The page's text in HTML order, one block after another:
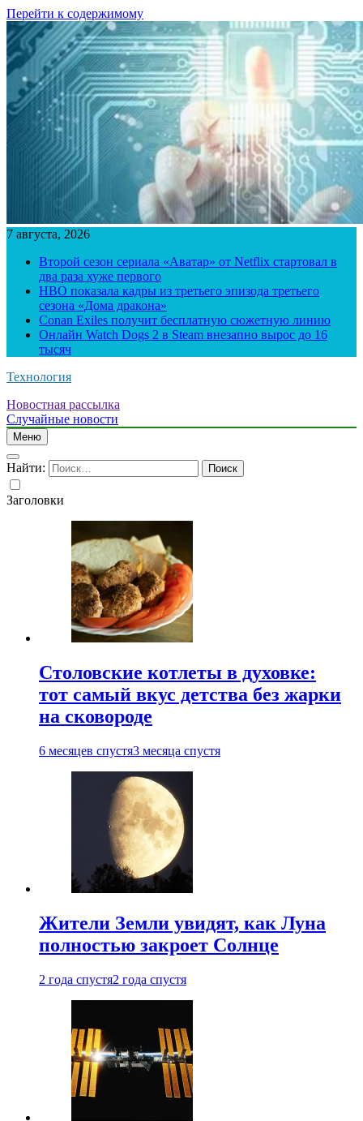
Перейти к содержимому
7 августа, 2026
Второй сезон сериала «Аватар» от Netflix стартовал в
два раза хуже первого
HBO показала кадры из третьего эпизода третьего
сезона «Дома дракона»
Conan Exiles получит бесплатную сюжетную линию
Онлайн Watch Dogs 2 в Steam внезапно вырос до 16
тысяч
Технология
Новостная рассылка
Случайные новости
Меню
Найти:
Заголовки
Столовские котлеты в духовке:
тот самый вкус детства без жарки
на сковороде
6 месяцев спустя3 месяца спустя
Жители Земли увидят, как Луна
полностью закроет Солнце
2 года спустя2 года спустя